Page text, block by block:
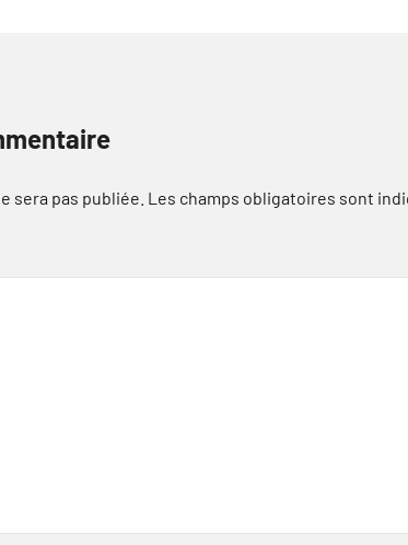
sera pas publiée. Les champs obligatoires sont